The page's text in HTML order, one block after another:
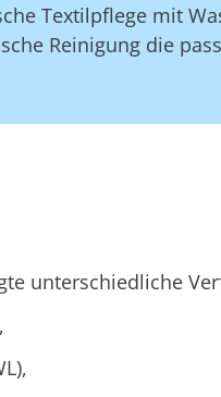
Textilpflege mit
Reinigung die
unterschiedliche